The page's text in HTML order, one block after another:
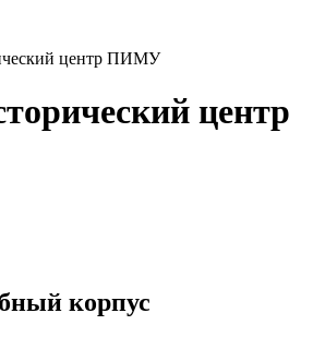
центр ПИМУ
центр
корпус